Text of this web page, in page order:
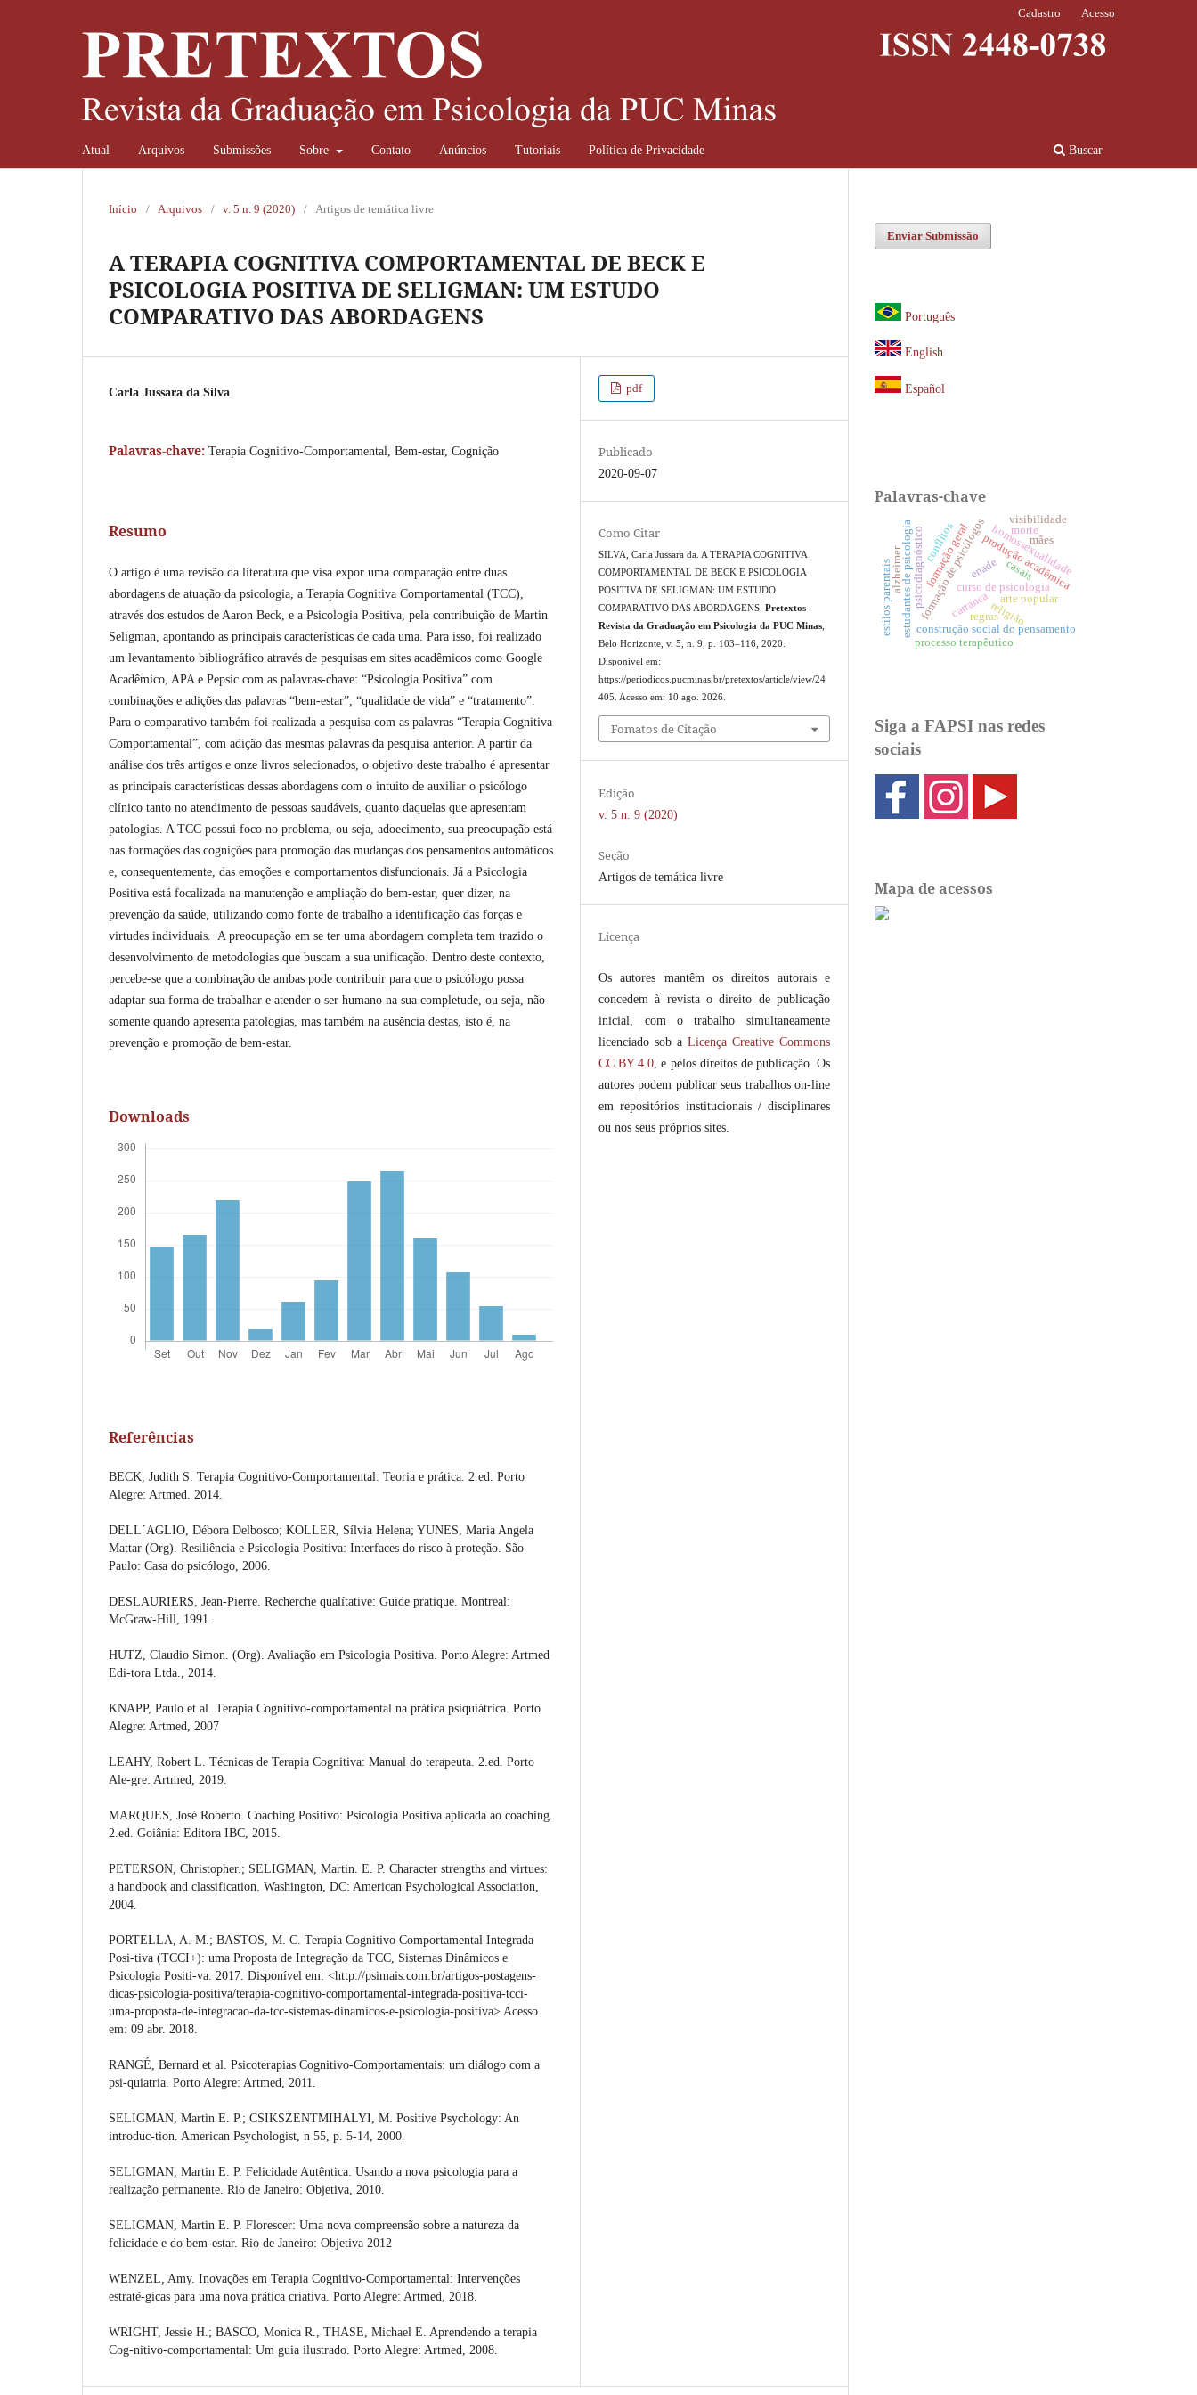
Atual Arquivos Submissões Sobre Contato Anúncios Tutoriais Política de Privacidade Buscar
Cadastro Acesso
Início / Arquivos / v. 5 n. 9 (2020) / Artigos de temática livre
A TERAPIA COGNITIVA COMPORTAMENTAL DE BECK E
PSICOLOGIA POSITIVA DE SELIGMAN: UM ESTUDO
COMPARATIVO DAS ABORDAGENS
Carla Jussara da Silva
Palavras-chave: Terapia Cognitivo-Comportamental, Bem-estar, Cognição
Resumo
O artigo é uma revisão da literatura que visa expor uma comparação entre duas
abordagens de atuação da psicologia, a Terapia Cognitiva Comportamental (TCC),
através dos estudos de Aaron Beck, e a Psicologia Positiva, pela contribuição de Martin
Seligman, apontando as principais características de cada uma. Para isso, foi realizado
um levantamento bibliográfico através de pesquisas em sites acadêmicos como Google
Acadêmico, APA e Pepsic com as palavras-chave: “Psicologia Positiva” com
combinações e adições das palavras “bem-estar”, “qualidade de vida” e “tratamento”.
Para o comparativo também foi realizada a pesquisa com as palavras “Terapia Cognitiva
Comportamental”, com adição das mesmas palavras da pesquisa anterior. A partir da
análise dos três artigos e onze livros selecionados, o objetivo deste trabalho é apresentar
as principais características dessas abordagens com o intuito de auxiliar o psicólogo
clínico tanto no atendimento de pessoas saudáveis, quanto daquelas que apresentam
patologias. A TCC possui foco no problema, ou seja, adoecimento, sua preocupação está
nas formações das cognições para promoção das mudanças dos pensamentos automáticos
e, consequentemente, das emoções e comportamentos disfuncionais. Já a Psicologia
Positiva está focalizada na manutenção e ampliação do bem-estar, quer dizer, na
prevenção da saúde, utilizando como fonte de trabalho a identificação das forças e
virtudes individuais. A preocupação em se ter uma abordagem completa tem trazido o
desenvolvimento de metodologias que buscam a sua unificação. Dentro deste contexto,
percebe-se que a combinação de ambas pode contribuir para que o psicólogo possa
adaptar sua forma de trabalhar e atender o ser humano na sua completude, ou seja, não
somente quando apresenta patologias, mas também na ausência destas, isto é, na
prevenção e promoção de bem-estar.
Downloads
Referências
BECK, Judith S. Terapia Cognitivo-Comportamental: Teoria e prática. 2.ed. Porto
Alegre: Artmed. 2014.
DELL´AGLIO, Débora Delbosco; KOLLER, Sílvia Helena; YUNES, Maria Angela
Mattar (Org). Resiliência e Psicologia Positiva: Interfaces do risco à proteção. São
Paulo: Casa do psicólogo, 2006.
DESLAURIERS, Jean-Pierre. Recherche qualítative: Guide pratique. Montreal:
McGraw-Hill, 1991.
HUTZ, Claudio Simon. (Org). Avaliação em Psicologia Positiva. Porto Alegre: Artmed
Edi-tora Ltda., 2014.
KNAPP, Paulo et al. Terapia Cognitivo-comportamental na prática psiquiátrica. Porto
Alegre: Artmed, 2007
LEAHY, Robert L. Técnicas de Terapia Cognitiva: Manual do terapeuta. 2.ed. Porto
Ale-gre: Artmed, 2019.
MARQUES, José Roberto. Coaching Positivo: Psicologia Positiva aplicada ao coaching.
2.ed. Goiânia: Editora IBC, 2015.
PETERSON, Christopher.; SELIGMAN, Martin. E. P. Character strengths and virtues:
a handbook and classification. Washington, DC: American Psychological Association,
2004.
PORTELLA, A. M.; BASTOS, M. C. Terapia Cognitivo Comportamental Integrada
Posi-tiva (TCCI+): uma Proposta de Integração da TCC, Sistemas Dinâmicos e
Psicologia Positi-va. 2017. Disponível em: <http://psimais.com.br/artigos-postagens-
dicas-psicologia-positiva/terapia-cognitivo-comportamental-integrada-positiva-tcci-
uma-proposta-de-integracao-da-tcc-sistemas-dinamicos-e-psicologia-positiva> Acesso
em: 09 abr. 2018.
RANGÉ, Bernard et al. Psicoterapias Cognitivo-Comportamentais: um diálogo com a
psi-quiatria. Porto Alegre: Artmed, 2011.
SELIGMAN, Martin E. P.; CSIKSZENTMIHALYI, M. Positive Psychology: An
introduc-tion. American Psychologist, n 55, p. 5-14, 2000.
SELIGMAN, Martin E. P. Felicidade Autêntica: Usando a nova psicologia para a
realização permanente. Rio de Janeiro: Objetiva, 2010.
SELIGMAN, Martin E. P. Florescer: Uma nova compreensão sobre a natureza da
felicidade e do bem-estar. Rio de Janeiro: Objetiva 2012
WENZEL, Amy. Inovações em Terapia Cognitivo-Comportamental: Intervenções
estraté-gicas para uma nova prática criativa. Porto Alegre: Artmed, 2018.
WRIGHT, Jessie H.; BASCO, Monica R., THASE, Michael E. Aprendendo a terapia
Cog-nitivo-comportamental: Um guia ilustrado. Porto Alegre: Artmed, 2008.
pdf
Publicado
2020-09-07
Como Citar
SILVA, Carla Jussara da. A TERAPIA COGNITIVA
COMPORTAMENTAL DE BECK E PSICOLOGIA
POSITIVA DE SELIGMAN: UM ESTUDO
COMPARATIVO DAS ABORDAGENS.Pretextos -
Revista da Graduação em Psicologia da PUC Minas
Belo Horizonte, v. 5, n. 9, p. 103–116, 2020.
Disponível em:
https://periodicos.pucminas.br/pretextos/article/view/24
405. Acesso em: 10 ago. 2026.
Fomatos de Citação
Edição
v. 5 n. 9 (2020)
Seção
Artigos de temática livre
Licença
Os autores mantêm os direitos autorais e
concedem à revista o direito de publicação
inicial, com o trabalho simultaneamente
licenciado sob a Licença Creative Commons
CC BY 4.0 , e pelos direitos de publicação. Os
autores podem publicar seus trabalhos on-line
em repositórios institucionais / disciplinares
ou nos seus próprios sites.
Enviar Submissão
Português
English
Español
Palavras-chave
curso de psicologia
formação de psicólogosprodução acadêmica
homossexualidade
construção social do pensamento
religião
enade
estudantes de psicologiaformação geral mães
psicodiagnóstico casais
conflitos
processo terapêutico
alzheimer
arte popular
carranca
morte
visibilidade
estilos parentais regras
Siga a FAPSI nas redes
sociais
Mapa de acessos